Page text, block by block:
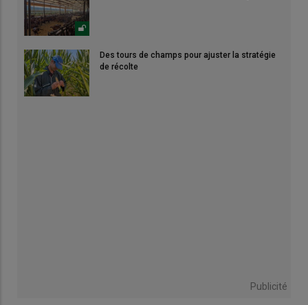
Des tours de champs pour ajuster la stratégie
de récolte
Publicité